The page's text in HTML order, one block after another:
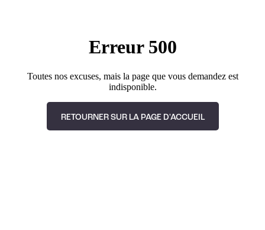
Erreur 500
Toutes nos excuses, mais la page que vous demandez est
indisponible.
RETOURNER SUR LA PAGE D'ACCUEIL